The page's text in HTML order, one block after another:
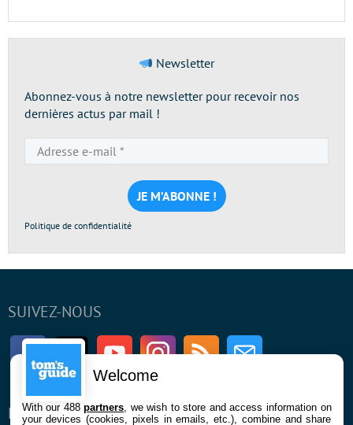
Newsletter
Abonnez-vous à notre newsletter pour recevoir nos
dernières actus par mail !
e-
mail
*
Politique de confidentialité
SUIVEZ-NOUS
FacebookTwitter Youtube InstagramRSS Newsletter
ENTREPRISE À PROPOS
Welcome
With our 488partners , we wish to store and access information on
your devices (cookies, pixels in emails, etc.), combine and share